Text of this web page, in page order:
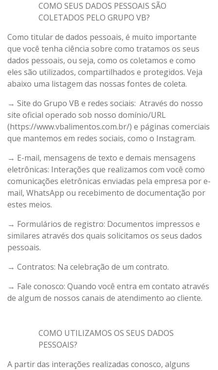
COMO SEUS DADOS PESSOAIS SÃO
COLETADOS PELO GRUPO VB?
Como titular de dados pessoais, é muito importante
que você tenha ciência sobre como tratamos os seus
dados pessoais, ou seja, como os coletamos e como
eles são utilizados, compartilhados e protegidos. Veja
abaixo uma listagem das nossas fontes de coleta.
→ Site do Grupo VB e redes sociais: Através do nosso
site oficial operado sob nosso domínio/URL
(https://www.vbalimentos.com.br/) e páginas comerciais
que mantemos em redes sociais, como o Instagram.
→ E-mail, mensagens de texto e demais mensagens
eletrônicas: Interações que realizamos com você como
comunicações eletrônicas enviadas pela empresa por e-
mail, WhatsApp ou recebimento de documentação por
estes meios.
→ Formulários de registro: Documentos impressos e
similares através dos quais solicitamos os seus dados
pessoais.
→ Contratos: Na celebração de um contrato.
→ Fale conosco: Quando você entra em contato através
de algum de nossos canais de atendimento ao cliente.
COMO UTILIZAMOS OS SEUS DADOS
PESSOAIS?
A partir das interações realizadas conosco, alguns